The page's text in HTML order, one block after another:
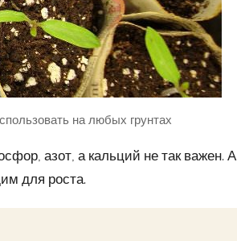
на любых грунтах
азот, а кальций не так важен. А
для роста.